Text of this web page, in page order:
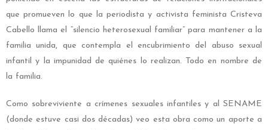
que promueven lo que la periodista y activista feminista Cristeva
Cabello llama el “silencio heterosexual familiar” para mantener a la
familia unida, que contempla el encubrimiento del abuso sexual
infantil y la impunidad de quiénes lo realizan. Todo en nombre de
la familia.
Como sobreviviente a crímenes sexuales infantiles y al SENAME
(donde estuve casi dos décadas) veo esta obra como un aporte a